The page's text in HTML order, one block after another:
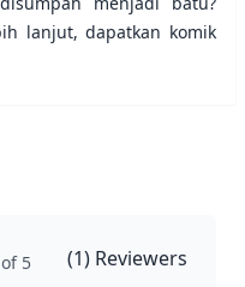
lanjut, dapatkan komik
5 (1) Reviewers